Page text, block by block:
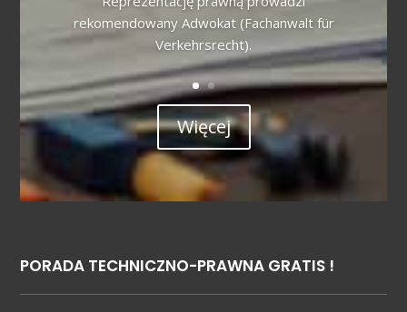
rekomendowany Adwokat (Fachanwalt für
Verkehrsrecht).
Więcej
PORADA TECHNICZNO-PRAWNA GRATIS !